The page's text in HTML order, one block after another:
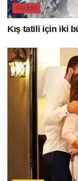
GALERI
Kış tatili için iki